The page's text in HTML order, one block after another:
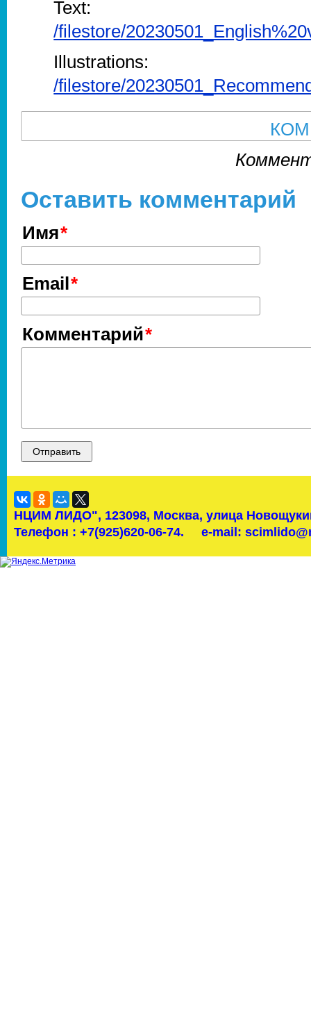
Text:
/filestore/
Illustrations:
/filestore/
Оставить комментарий
Имя
Email
Комментарий
НЦИМ ЛИДО", 123098, Москва, улица
Телефон : +7(925)620-06-74.
e-mail: